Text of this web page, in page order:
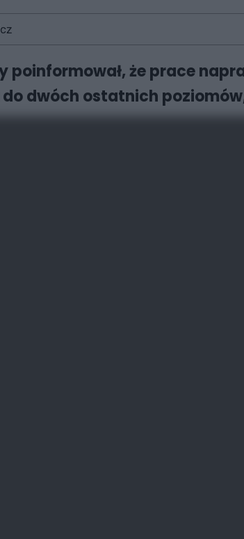
poinformował, że prace
dwóch ostatnich